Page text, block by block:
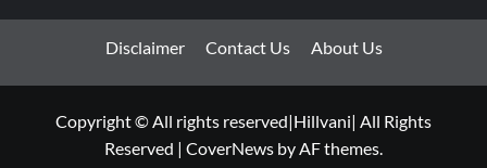
Disclaimer Contact Us About Us
Copyright © All rights reserved|Hillvani| All Rights
Reserved | CoverNews by AF themes.